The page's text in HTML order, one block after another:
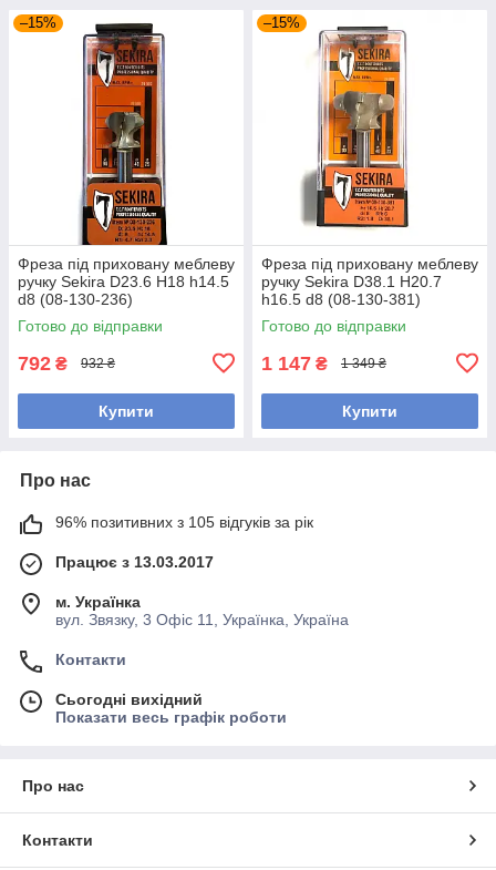
–15%
Фреза під приховану меблеву
ручку Sekira D23.6 H18 h14.5
d8 (08-130-236)
Готово до відправки
792 ₴ 932 ₴
Купити
–15%
Фреза під приховану меблеву
ручку Sekira D38.1 H20.7
h16.5 d8 (08-130-381)
Готово до відправки
1 147 ₴ 1 349 ₴
Купити
Про нас
96% позитивних з 105 відгуків за рік
Працює з 13.03.2017
м. Українка
вул. Звязку, 3 Офіс 11, Українка, Україна
Контакти
Сьогодні вихідний
Показати весь графік роботи
Про нас
Контакти